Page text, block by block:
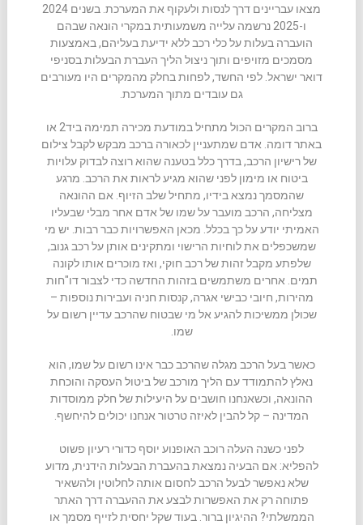
מצאו עבריינים דרך לנסות ולעקוף את המערכת. בשנים 2024
ו-2025 נרשמה עלייה משמעותית במקרי הונאה שבהם
הועברה בעלות על כלי רכב ללא ידיעת בעליהם, באמצעות
מסמכים מזויפים ותוך ניצול הליך העברת הבעלות בסניפי
דואר ישראל. לפי החשד, לפחות בחלק מהמקרים היו מעורבים
גם עובדים מתוך המערכת.
ברוב המקרים הכול מתחיל במודעת מכירה תמימה ביד2 או
באתר דומה. אדם שמתעניין לכאורה ברכב מבקש לקבל צילום
של רישיון הרכב, בדרך כלל בטענה שהוא רוצה לבדוק עלויות
ביטוח או מימון לפני שהוא מגיע לראות את הרכב. מרגע
שהמסמך נמצא בידיו, מתחיל שלב הזיוף. אם ההונאה
מצליחה, הרכב מועבר על שמו של אדם אחר מבלי שבעליו
האמיתי יודע על כך בכלל. מכאן האפשרויות כבר רבות. יש מי
שמשכפלים את לוחיות הרישוי ומתקינים אותן על רכב גנוב,
שלפתע מקבל זהות של רכב חוקי, ואז מוכרים אותו לקונה
תמים. אחרים משתמשים בזהות החדשה כדי לצבור דו"חות
מהירות, חיובי כבישי אגרה, קנסות חניה ועבירות נוספות –
שכולן ממשיכות להגיע אל מי שבטוח שהרכב עדיין רשום על
שמו.
כאשר בעל הרכב מגלה שהרכב כבר אינו רשום על שמו, הוא
נאלץ להתמודד עם הליך מורכב של ביטול העסקה והוכחת
ההונאה, וכשאנחנו חושבים על היעילות של חלק ממוסדות
המדינה – קל להבין לאיזה טרטור אנחנו יכולים להיחשף.
לפני כשנה העלה רוכב האופנוע יוסף כדורי רעיון פשוט
להפליא: אם הבעיה נמצאת בהעברת הבעלות הידנית, מדוע
שלא נאפשר לבעל הרכב לחסום אותה לחלוטין ולהשאיר
פתוחה רק את האפשרות לבצע את ההעברה דרך האתר
הממשלתי? ההיגיון ברור. בעוד שקל יחסית לזייף מסמך או